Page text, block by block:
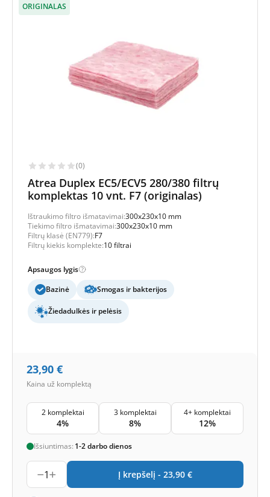
ORIGINALAS
(0)
Atrea Duplex EC5/ECV5 280/380 filtrų
komplektas 10 vnt. F7 (originalas)
Ištraukimo filtro išmatavimai:300x230x10 mm
Tiekimo filtro išmatavimai:300x230x10 mm
Filtrų klasė (EN779):F7
Filtrų kiekis komplekte:10 filtrai
Apsaugos lygis
Bazinė
Smogas ir bakterijos
Žiedadulkės ir pelėsis
23,90 €
Kaina už komplektą
2 komplektai
4%
3 komplektai
8%
4+ komplektai
12%
Išsiuntimas: 1-2 darbo dienos
1 Į krepšelį - 23,90 €